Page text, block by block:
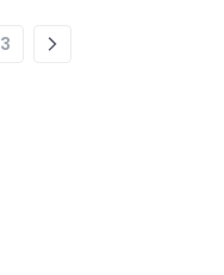
3